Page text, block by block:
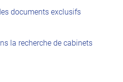
documents exclusifs
la recherche de cabinets